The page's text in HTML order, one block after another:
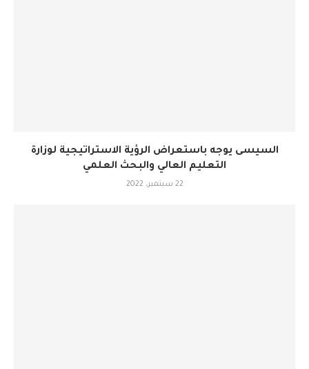
السيسى يوجه باستعراض الرؤية الاستراتيجية لوزارة
التعليم العالي والبحث العلمي
22 سبتمبر، 2022